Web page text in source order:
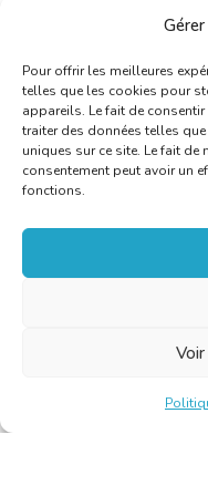
Pour offrir les meilleures
telles que les cookies pour
appareils. Le fait de
traiter des données telles
uniques sur ce site. Le fait de
consentement peut avoir un
fonctions.